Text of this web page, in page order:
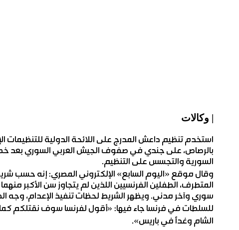
| وكالات
استخدم تنظيم داعش المدرج على اللائحة الدولية للتنظيمات
بالرصاص، على جندي في صفوف الجيش العربي السوري بعد
السورية والتجسس على التنظيم.
وقال موقع «اليوم السابع» الإلكتروني المصري: إنه حسب
سوري وآخر مدني. ويظهر الشريط لحظات تنفيذ الإعدام، وجه
للسلطات في فرنسا جاء فيها: «أقول لفرنسا سوف نقتلكم
الشام وغداً في باريس».